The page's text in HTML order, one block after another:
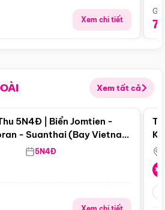
Xem chi tiết
Xem tất cả
Điểm nổi bật
5N4Đ | Biển Jomtien -
- Suanthai (Bay Vietnam
5N4Đ